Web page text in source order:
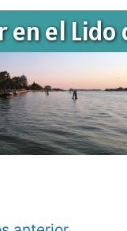
el Lido